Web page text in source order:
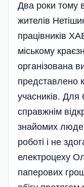
Два роки тому
жителів
працівників
міському
організована
представлено
учасників. Для
справжнім
знайомих
роботі і не
електроцеху
паперових